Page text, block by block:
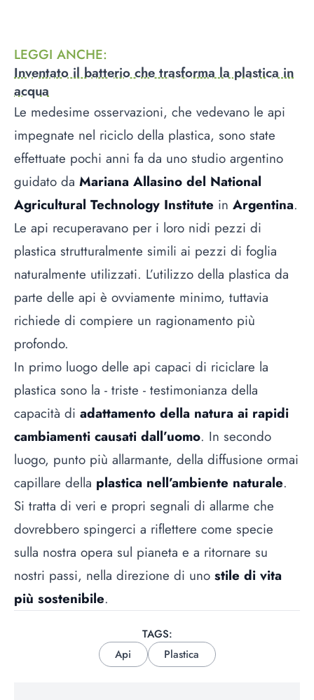
LEGGI ANCHE:
Inventato il batterio che trasforma la plastica in
acqua
Le medesime osservazioni, che vedevano le api
impegnate nel riciclo della plastica, sono state
effettuate pochi anni fa da uno studio argentino
guidato da Mariana Allasino del National
Agricultural Technology Institute in Argentina.
Le api recuperavano per i loro nidi pezzi di
plastica strutturalmente simili ai pezzi di foglia
naturalmente utilizzati. L’utilizzo della plastica da
parte delle api è ovviamente minimo, tuttavia
richiede di compiere un ragionamento più
profondo.
In primo luogo delle api capaci di riciclare la
plastica sono la - triste - testimonianza della
capacità di adattamento della natura ai rapidi
cambiamenti causati dall’uomo. In secondo
luogo, punto più allarmante, della diffusione ormai
capillare della plastica nell’ambiente naturale.
Si tratta di veri e propri segnali di allarme che
dovrebbero spingerci a riflettere come specie
sulla nostra opera sul pianeta e a ritornare su
nostri passi, nella direzione di uno stile di vita
più sostenibile.
TAGS:
Api
Plastica